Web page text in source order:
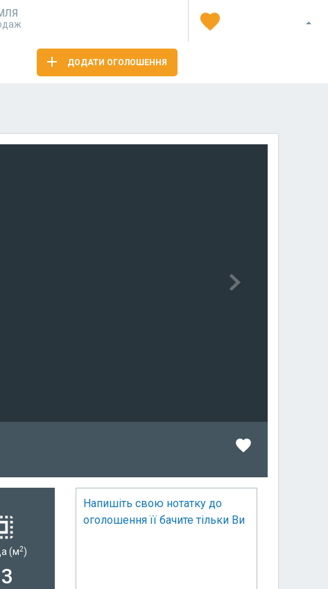
ДОДАТИ ОГОЛОШЕННЯ
(м2)
Напишіть свою нотатку до
оголошення її бачите тільки Ви